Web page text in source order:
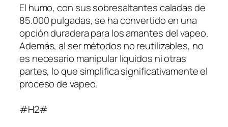
El humo, con sus sobresaltantes caladas de
85.000 pulgadas, se ha convertido en una
opción duradera para los amantes del vapeo.
Además, al ser métodos no reutilizables, no
es necesario manipular líquidos ni otras
partes, lo que simplifica significativamente el
proceso de vapeo.
#H2#